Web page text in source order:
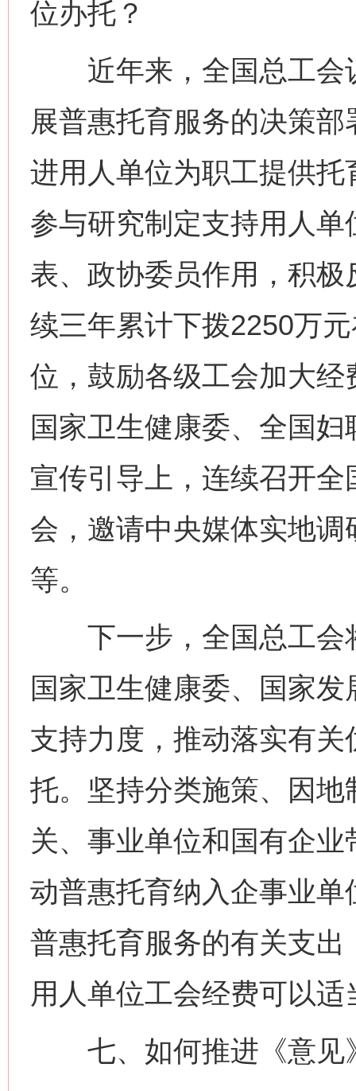
位办托？
近年来，全国总工会
展普惠托育服务的决策
进用人单位为职工提供
参与研究制定支持用人
表、政协委员作用，积
续三年累计下拨2250万
位，鼓励各级工会加大
国家卫生健康委、全国
宣传引导上，连续召开
会，邀请中央媒体实地
等。
下一步，全国总工会
国家卫生健康委、国家
支持力度，推动落实有
托。坚持分类施策、因
关、事业单位和国有企
动普惠托育纳入企事业
普惠托育服务的有关支
用人单位工会经费可以适
七、如何推进《意见